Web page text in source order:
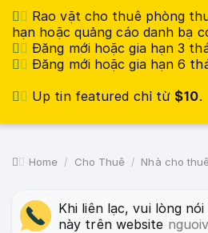
Rao vặt cho thuê phòng
hạn hoặc quảng cáo danh bạ
Đăng mới hoặc gia hạn 3
Đăng mới hoặc gia hạn 6
Up tin featured chỉ từ $10.
Home Cho Thuê Nhà cho
Khi liên lạc, vui lòng
này trên website